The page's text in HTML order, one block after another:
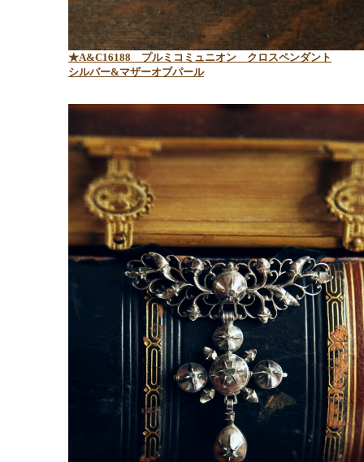
★A&C16188 プルミコミュニオン クロスペンダント
シルバー&マザーオブパール